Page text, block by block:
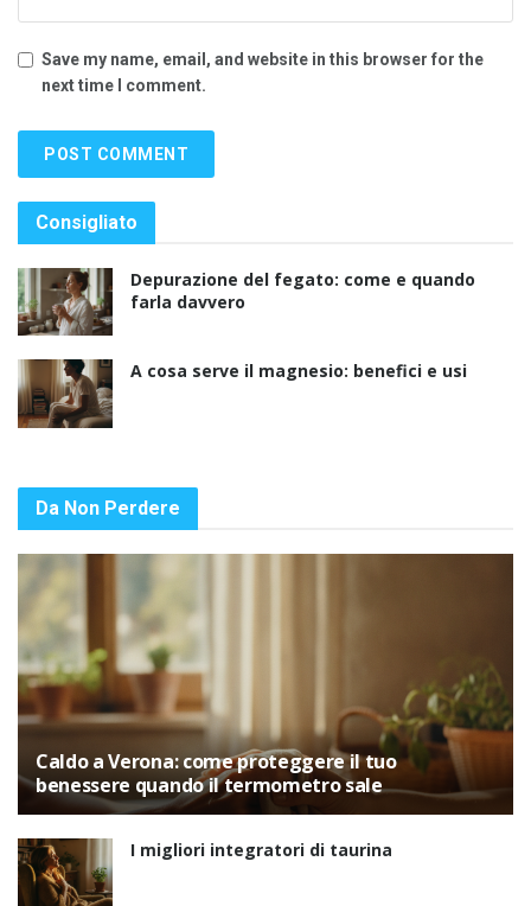
Save my name, email, and website in this browser for the
next time I comment.
Consigliato
Depurazione del fegato: come e quando
farla davvero
A cosa serve il magnesio: benefici e usi
Da Non Perdere
Caldo a Verona: come proteggere il tuo
benessere quando il termometro sale
I migliori integratori di taurina